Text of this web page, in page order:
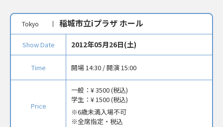
Tokyo 稲城市立iプラザ ホール
Show Date 2012年05月26日(土)
Time 開場 14:30 / 開演 15:00
Price
一般： ¥ 3500 (税込)
学生： ¥ 1500 (税込)
6歳未満入場不可
※全席指定・税込